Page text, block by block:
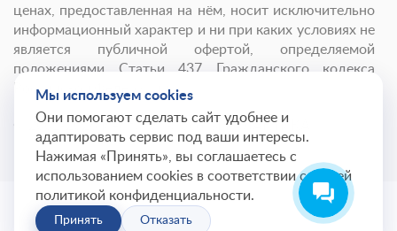
ценах, предоставленная на нём, носит исключительно
информационный характер и ни при каких условиях не
является публичной офертой, определяемой
положениями Статьи 437 Гражданского кодекса
Российской Федерации.
© 2001- 2026Институт красоты ГАЛАКТИКА
Мы используем cookies
Они помогают сделать сайт удобнее и
адаптировать сервис под ваши интересы.
Нажимая «Принять», вы соглашаетесь с
использованием cookies в соответствии с нашей
политикой конфиденциальности.
Принять Отказать